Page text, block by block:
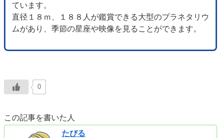
ています。
直径１８ｍ、１８８人が鑑賞できる大型のプラネタリウ
ムがあり、季節の星座や映像を見ることができます。
0
この記事を書いた人
たびる